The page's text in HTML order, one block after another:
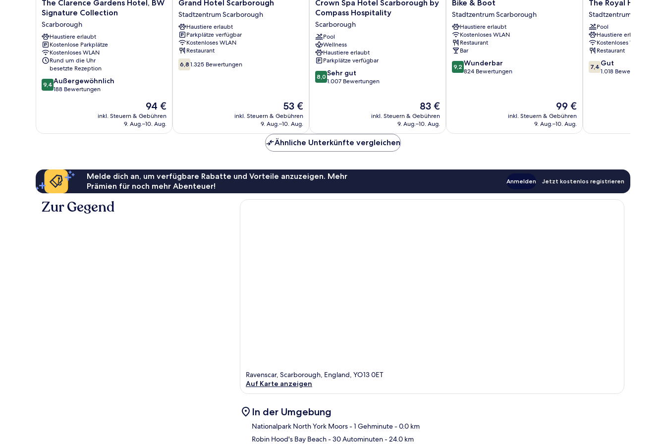
Clarence
Gardens
Hotel,
BW
Signature
Collection
Scarborough
The Clarence Gardens Hotel, BW
Signature Collection
Scarborough
Haustiere erlaubt
Kostenlose Parkplätze
Kostenloses WLAN
Rund um die Uhr
besetzte Rezeption
9.4
von
9,4 Außergewöhnlich
188 Bewertungen
Der
Preis
beträgt
94 €
inkl. Steuern & Gebühren
9. Aug.–10. Aug.
Hotel
Scarborough
Stadtzentrum
Scarborough
Grand Hotel Scarborough
Stadtzentrum Scarborough
Haustiere erlaubt
Parkplätze verfügbar
Kostenloses WLAN
Restaurant
6.8
von
6,8 1.325 Bewertungen
Der
Preis
beträgt
53 €
inkl. Steuern & Gebühren
9. Aug.–10. Aug.
Spa
Scarborough
by
Compass
Hospitality
Scarborough
Crown Spa Hotel Scarborough by
Compass Hospitality
Scarborough
Pool
Wellness
Haustiere erlaubt
Parkplätze verfügbar
8.0
von
8,0 Sehr gut
1.007 Bewertungen
Der
Preis
beträgt
83 €
inkl. Steuern & Gebühren
9. Aug.–10. Aug.
&
Boot
Stadtzentrum
Scarborough
Bike & Boot
Stadtzentrum Scarborough
Haustiere erlaubt
Kostenloses WLAN
Restaurant
Bar
9.2
von
9,2 Wunderbar
824 Bewertungen
Der
Preis
beträgt
99 €
inkl. Steuern & Gebühren
9. Aug.–10. Aug.
Royal
Hotel
Stadtzentrum
Scarborough
The Royal Hotel
Stadtzentrum
Pool
Haustiere erlaubt
Kostenloses WLAN
Restaurant
7.4
von
7,4 Gut
1.018 Bewertungen
Ähnliche Unterkünfte vergleichen
Melde dich an, um verfügbare Rabatte und Vorteile anzuzeigen. Mehr
Prämien für noch mehr Abenteuer!
Anmelden Jetzt kostenlos registrieren
Zur Gegend
Ravenscar, Scarborough, England, YO13 0ET
Auf Karte anzeigen
In der Umgebung
Nationalpark North York Moors- 1 Gehminute- 0.0 km
Robin Hood's Bay Beach- 30 Autominuten- 24.0 km